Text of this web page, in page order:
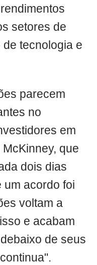
setores de
de tecnologia e
parecem
no
em
que
dois dias
um acordo foi
voltam a
e acabam
de seus